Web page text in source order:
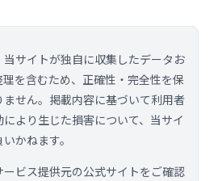
サイトが独自に収集したデータお
を含むため、正確性・完全性を保
せん。掲載内容に基づいて利用者
より生じた損害について、当サイ
かねます。
ビス提供元の公式サイトをご確認